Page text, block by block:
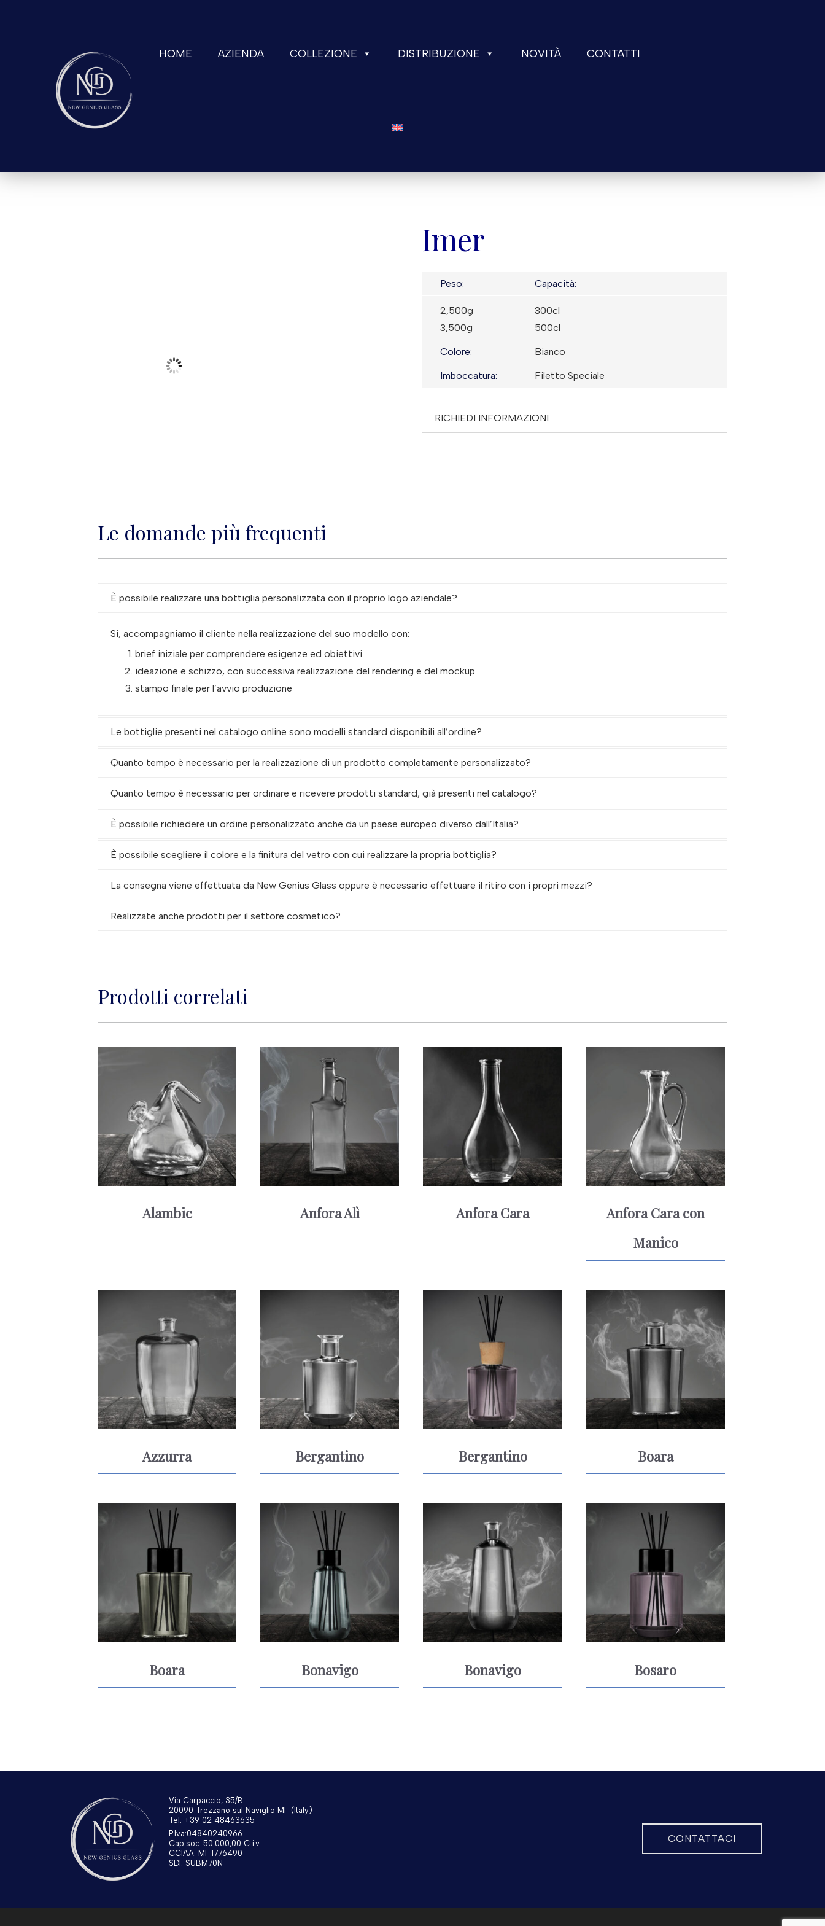
HOME AZIENDA COLLEZIONE DISTRIBUZIONE NOVITÀ CONTATTI
Imer
Peso: Capacità:
2,500g
3,500g
300cl
500cl
Colore: Bianco
Imboccatura: Filetto Speciale
RICHIEDI INFORMAZIONI
Le domande più frequenti
È possibile realizzare una bottiglia personalizzata con il proprio logo aziendale?
Si, accompagniamo il cliente nella realizzazione del suo modello con:
brief iniziale per comprendere esigenze ed obiettivi
ideazione e schizzo, con successiva realizzazione del rendering e del mockup
stampo finale per l’avvio produzione
Le bottiglie presenti nel catalogo online sono modelli standard disponibili all’ordine?
Quanto tempo è necessario per la realizzazione di un prodotto completamente personalizzato?
Quanto tempo è necessario per ordinare e ricevere prodotti standard, già presenti nel catalogo?
È possibile richiedere un ordine personalizzato anche da un paese europeo diverso dall’Italia?
È possibile scegliere il colore e la finitura del vetro con cui realizzare la propria bottiglia?
La consegna viene effettuata da New Genius Glass oppure è necessario effettuare il ritiro con i propri mezzi?
Realizzate anche prodotti per il settore cosmetico?
Prodotti correlati
Alambic Anfora Alì Anfora Cara
Anfora Cara con
Manico
Azzurra Bergantino Bergantino Boara
Boara Bonavigo Bonavigo Bosaro
Via Carpaccio, 35/B
20090 Trezzano sul Naviglio MI
(Italy)
Tel. +39 02 48463635
P.Iva:04840240966
Cap.soc.:50.000,00 € i.v.
CCIAA: MI-1776490
SDI: SUBM70N
CONTATTACI